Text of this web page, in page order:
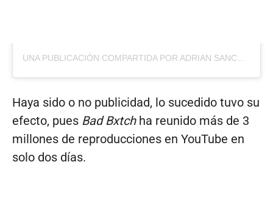
Haya sido o no publicidad, lo sucedido tuvo su
efecto, pues Bad Bxtchha reunido más de 3
millones de reproducciones en YouTube en
solo dos días.